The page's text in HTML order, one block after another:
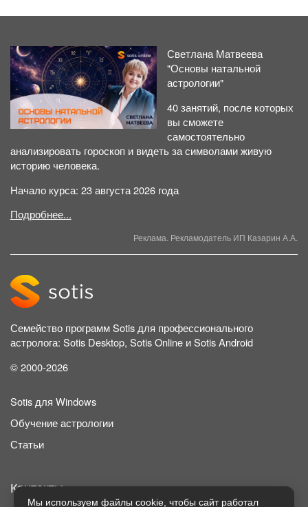
Светлана Матвеева
"Основы натальной
астрологии"
40 занятий, после которых
вы сможете
самостоятельно
анализировать гороскоп и видеть за символами живую
историю человека.
Начало курса: 23 августа 2026 года
Подробнее...
Реклама. Рекламодатель ИП Казарин А.А.
Семейство программ Sotis для профессионального
астролога: Sotis Desktop, Sotis Online и Sotis Android
© 2000-2026
Sotis для Windows
Обучение астрологии
Статьи
Контакты
Мы используем файлы cookie, чтобы сайт работал